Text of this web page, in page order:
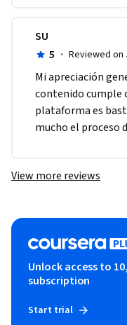
SU
5 · Reviewed on
Mi apreciación
contenido cumple
plataforma es
mucho el proceso
View more reviews
Unlock access to
subscription
Start trial